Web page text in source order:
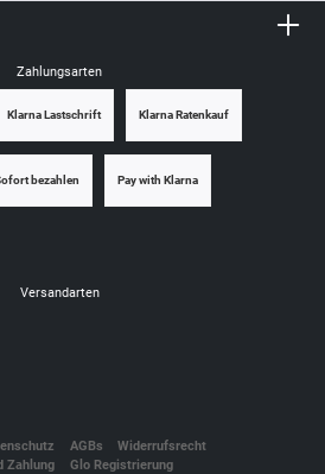
Zahlungsarten
Klarna Lastschrift Klarna Ratenkauf
bezahlen Pay with Klarna
Versandarten
AGBs
Widerrufsrecht
Zahlung
Glo Registrierung